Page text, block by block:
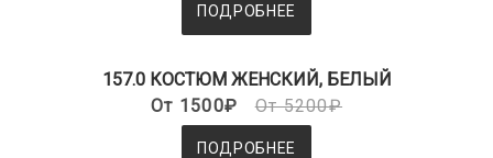
ПОДРОБНЕЕ
157.0 КОСТЮМ ЖЕНСКИЙ, БЕЛЫЙ
От 1500₽
От 5200₽
ПОДРОБНЕЕ